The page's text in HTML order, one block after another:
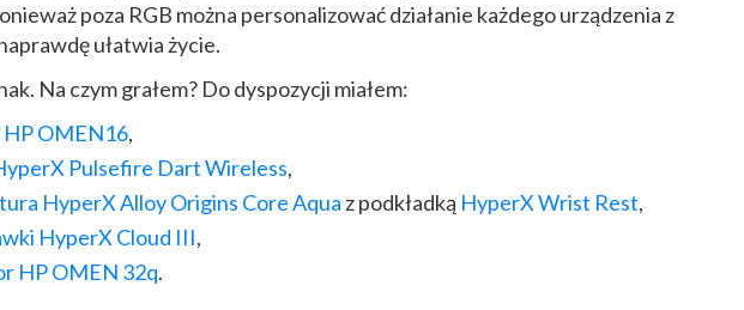
poza RGB można personalizować działanie każdego urządzenia z
ułatwia życie.
Na czym grałem? Do dyspozycji miałem:
OMEN16,
Pulsefire Dart Wireless,
HyperX Alloy Origins Core Aqua z podkładką HyperX Wrist Rest,
HyperX Cloud III,
HP OMEN 32q.